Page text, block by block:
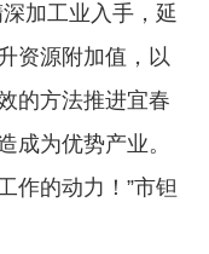
加工业入手，延
资源附加值，以
的方法推进宜春
成为优势产业。
作的动力！”市钽